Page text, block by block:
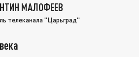
МАЛОФЕЕВ
телеканала "Царьград"